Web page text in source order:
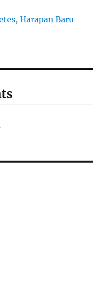
Harapan Baru